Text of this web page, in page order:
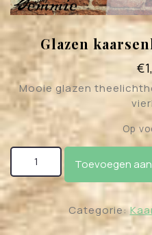
Glazen
€
Mooie glazen
Op
Glazen
Toevoegen
Categorie: